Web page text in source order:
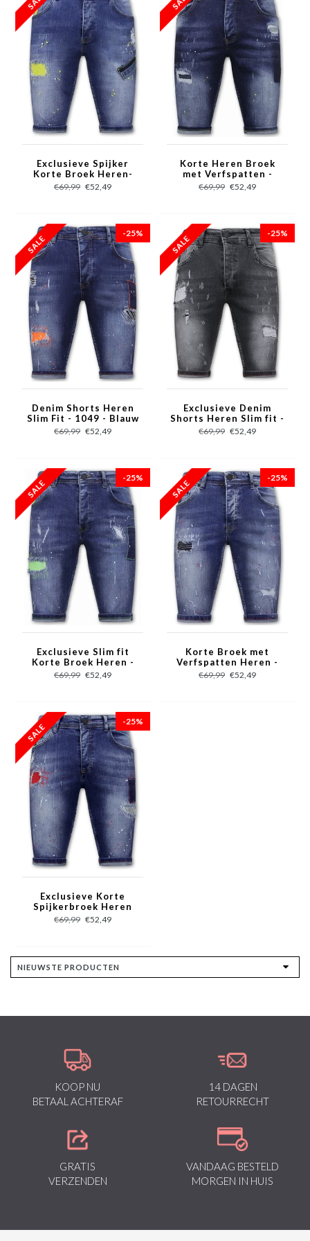
Exclusieve Spijker
Korte Broek Heren-
1046 - Blauw
€69,99 €52,49
Korte Heren Broek
met Verfspatten -
1051 - Blauw
€69,99 €52,49
-25%
Denim Shorts Heren
Slim Fit - 1049 - Blauw
€69,99 €52,49
-25%
Exclusieve Denim
Shorts Heren Slim fit ​-
1039 - Grijs
€69,99 €52,49
-25%
Exclusieve Slim fit
Korte Broek Heren -
1044 - Blauw
€69,99 €52,49
-25%
Korte Broek met
Verfspatten Heren -
1043 - Blauw
€69,99 €52,49
-25%
Exclusieve Korte
Spijkerbroek Heren
Stretch - 1041 - Blauw
€69,99 €52,49
KOOP NU
BETAAL ACHTERAF
14 DAGEN
RETOURRECHT
GRATIS
VERZENDEN
VANDAAG BESTELD
MORGEN IN HUIS